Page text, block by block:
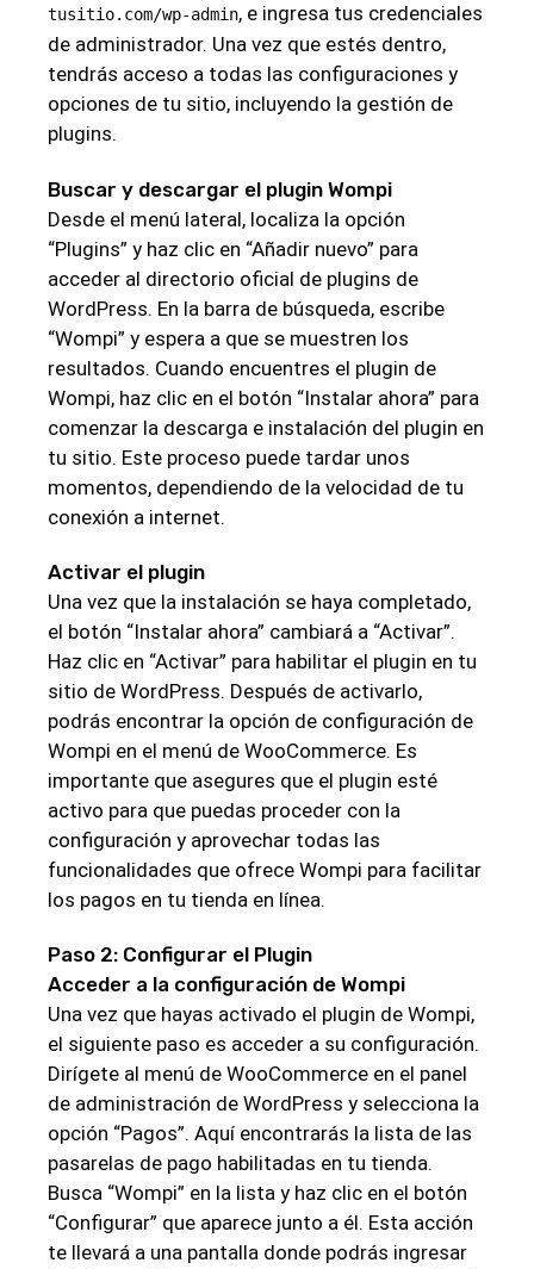
tusitio.com/wp-admin, e ingresa tus credenciales
de administrador. Una vez que estés dentro,
tendrás acceso a todas las configuraciones y
opciones de tu sitio, incluyendo la gestión de
plugins.
Buscar y descargar el plugin Wompi
Desde el menú lateral, localiza la opción
“Plugins” y haz clic en “Añadir nuevo” para
acceder al directorio oficial de plugins de
WordPress. En la barra de búsqueda, escribe
“Wompi” y espera a que se muestren los
resultados. Cuando encuentres el plugin de
Wompi, haz clic en el botón “Instalar ahora” para
comenzar la descarga e instalación del plugin en
tu sitio. Este proceso puede tardar unos
momentos, dependiendo de la velocidad de tu
conexión a internet.
Activar el plugin
Una vez que la instalación se haya completado,
el botón “Instalar ahora” cambiará a “Activar”.
Haz clic en “Activar” para habilitar el plugin en tu
sitio de WordPress. Después de activarlo,
podrás encontrar la opción de configuración de
Wompi en el menú de WooCommerce. Es
importante que asegures que el plugin esté
activo para que puedas proceder con la
configuración y aprovechar todas las
funcionalidades que ofrece Wompi para facilitar
los pagos en tu tienda en línea.
Paso 2: Configurar el Plugin
Acceder a la configuración de Wompi
Una vez que hayas activado el plugin de Wompi,
el siguiente paso es acceder a su configuración.
Dirígete al menú de WooCommerce en el panel
de administración de WordPress y selecciona la
opción “Pagos”. Aquí encontrarás la lista de las
pasarelas de pago habilitadas en tu tienda.
Busca “Wompi” en la lista y haz clic en el botón
“Configurar” que aparece junto a él. Esta acción
te llevará a una pantalla donde podrás ingresar